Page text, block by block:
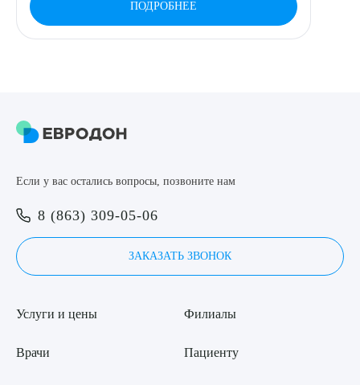
ПОДРОБНЕЕ
Если у вас остались вопросы, позвоните нам
8 (863) 309-05-06
ЗАКАЗАТЬ ЗВОНОК
Услуги и цены
Врачи
Филиалы
Пациенту